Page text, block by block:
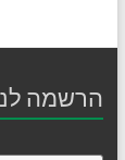
הרשמה